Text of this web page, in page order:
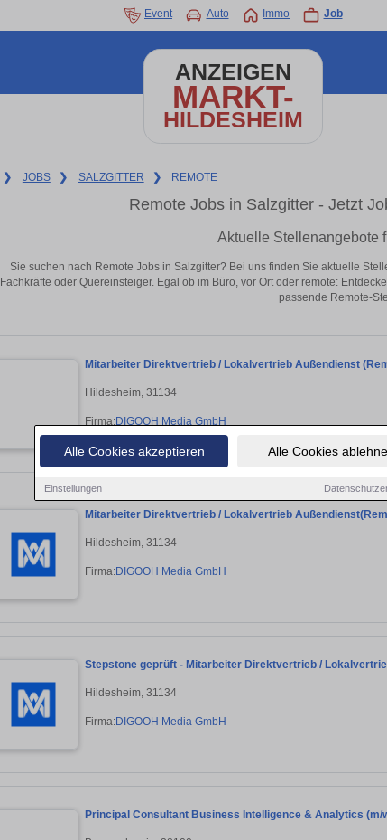
Alle Cookies akzeptieren Alle Cookies
Einstellungen
Event Auto Immo Job
ANZEIGEN
MARKT-
HILDESHEIM
❯ JOBS ❯ SALZGITTER ❯ REMOTE
Remote Jobs in Salzgitter - Jetzt
Aktuelle Stellenangebote
Sie suchen nach Remote Jobs in Salzgitter? Bei uns finden Sie aktuelle
Fachkräfte oder Quereinsteiger. Egal ob im Büro, vor Ort oder remote:
passende Remote-
Mitarbeiter Direktvertrieb / Lokalvertrieb Außendienst
Hildesheim, 31134
Firma:DIGOOH Media GmbH
Mitarbeiter Direktvertrieb / Lokalvertrieb
Hildesheim, 31134
Firma:DIGOOH Media GmbH
Stepstone geprüft - Mitarbeiter Direktvertrieb /
Hildesheim, 31134
Firma:DIGOOH Media GmbH
Principal Consultant Business Intelligence & Analytics (m/